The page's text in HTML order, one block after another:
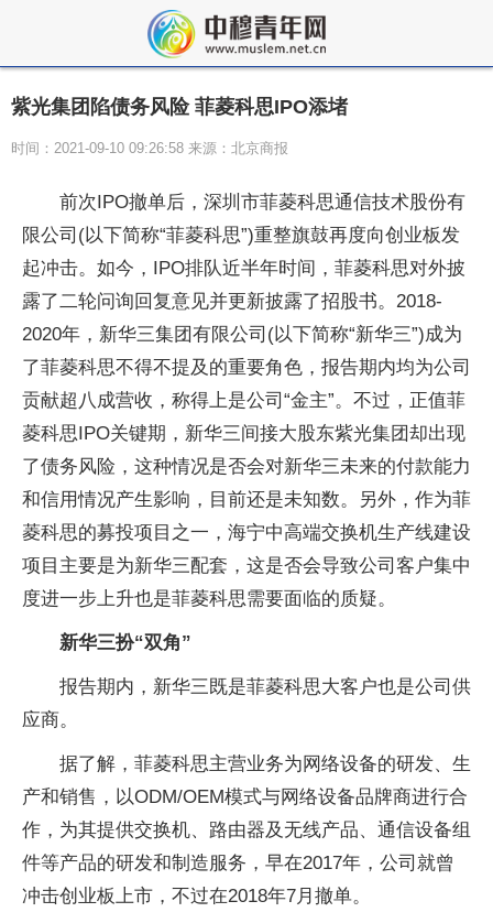
紫光集团陷债务风险 菲菱科思IPO添堵
时间：2021-09-10 09:26:58 来源：北京商报
前次IPO撤单后，深圳市菲菱科思通信技术股份有
限公司(以下简称“菲菱科思”)重整旗鼓再度向创业板发
起冲击。如今，IPO排队近半年时间，菲菱科思对外披
露了二轮问询回复意见并更新披露了招股书。2018-
2020年，新华三集团有限公司(以下简称“新华三”)成为
了菲菱科思不得不提及的重要角色，报告期内均为公司
贡献超八成营收，称得上是公司“金主”。不过，正值菲
菱科思IPO关键期，新华三间接大股东紫光集团却出现
了债务风险，这种情况是否会对新华三未来的付款能力
和信用情况产生影响，目前还是未知数。另外，作为菲
菱科思的募投项目之一，海宁中高端交换机生产线建设
项目主要是为新华三配套，这是否会导致公司客户集中
度进一步上升也是菲菱科思需要面临的质疑。
新华三扮“双角”
报告期内，新华三既是菲菱科思大客户也是公司供
应商。
据了解，菲菱科思主营业务为网络设备的研发、生
产和销售，以ODM/OEM模式与网络设备品牌商进行合
作，为其提供交换机、路由器及无线产品、通信设备组
件等产品的研发和制造服务，早在2017年，公司就曾
冲击创业板上市，不过在2018年7月撤单。